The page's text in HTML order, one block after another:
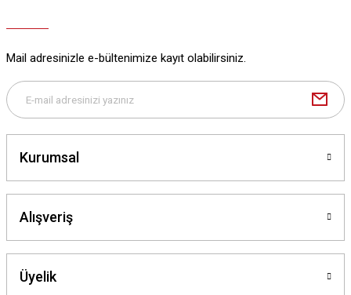
Mail adresinizle e-bültenimize kayıt olabilirsiniz.
Kurumsal
Alışveriş
Üyelik